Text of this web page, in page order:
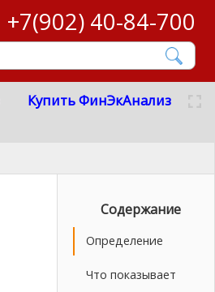
+7(902) 40-84-700
Купить ФинЭкАнализ
Содержание
Определение
Что показывает